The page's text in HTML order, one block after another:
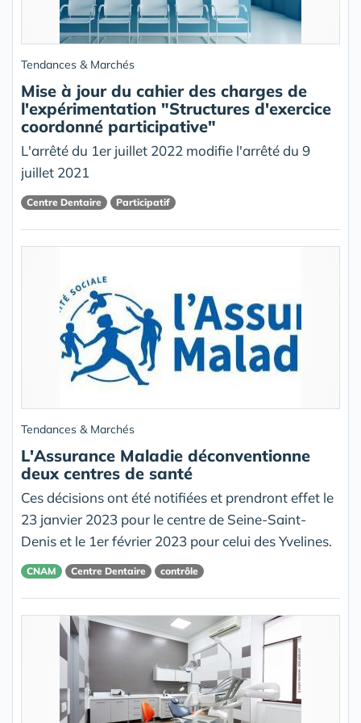
Tendances & Marchés
Mise à jour du cahier des charges de
l'expérimentation "Structures d'exercice
coordonné participative"
L'arrêté du 1er juillet 2022 modifie l'arrêté du 9
juillet 2021
Centre Dentaire Participatif
Tendances & Marchés
L'Assurance Maladie déconventionne
deux centres de santé
Ces décisions ont été notifiées et prendront effet le
23 janvier 2023 pour le centre de Seine-Saint-
Denis et le 1er février 2023 pour celui des Yvelines.
CNAM Centre Dentaire contrôle